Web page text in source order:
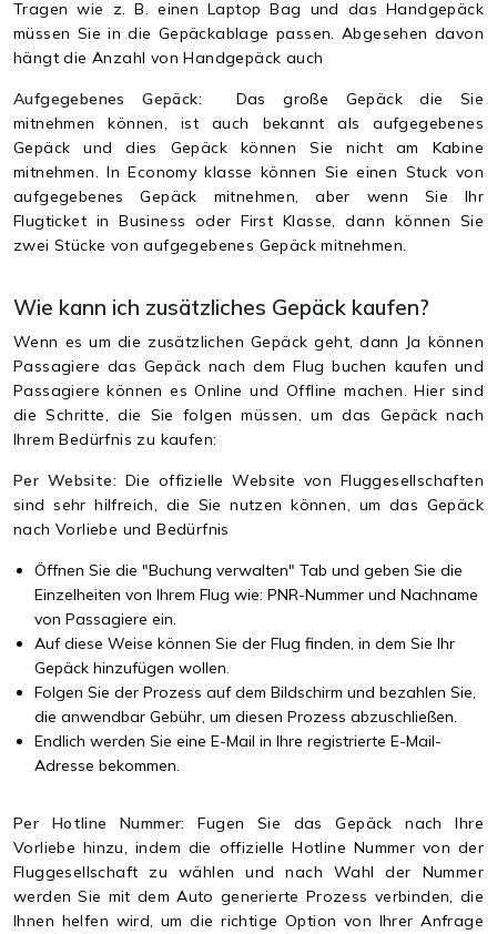
Tragen wie z. B. einen Laptop Bag und das Handgepäck
müssen Sie in die Gepäckablage passen. Abgesehen davon
hängt die Anzahl von Handgepäck auch
Aufgegebenes Gepäck:
Das große Gepäck die Sie
mitnehmen können, ist auch bekannt als aufgegebenes
Gepäck und dies Gepäck können Sie nicht am Kabine
mitnehmen. In Economy klasse können Sie einen Stuck von
aufgegebenes Gepäck mitnehmen, aber wenn Sie Ihr
Flugticket in Business oder First Klasse, dann können Sie
zwei Stücke von aufgegebenes Gepäck mitnehmen.
Wie kann ich zusätzliches Gepäck kaufen?
Wenn es um die zusätzlichen Gepäck geht, dann Ja können
Passagiere das Gepäck nach dem Flug buchen kaufen und
Passagiere können es Online und Offline machen. Hier sind
die Schritte, die Sie folgen müssen, um das Gepäck nach
Ihrem Bedürfnis zu kaufen:
Per Website: Die offizielle Website von Fluggesellschaften
sind sehr hilfreich, die Sie nutzen können, um das Gepäck
nach Vorliebe und Bedürfnis
Öffnen Sie die "Buchung verwalten" Tab und geben Sie die
Einzelheiten von Ihrem Flug wie: PNR-Nummer und Nachname
von Passagiere ein.
Auf diese Weise können Sie der Flug finden, in dem Sie Ihr
Gepäck hinzufügen wollen.
Folgen Sie der Prozess auf dem Bildschirm und bezahlen Sie,
die anwendbar Gebühr, um diesen Prozess abzuschließen.
Endlich werden Sie eine E-Mail in Ihre registrierte E-Mail-
Adresse bekommen.
Per Hotline Nummer:Fugen Sie das Gepäck nach Ihre
Vorliebe hinzu, indem die offizielle Hotline Nummer von der
Fluggesellschaft zu wählen und nach Wahl der Nummer
werden Sie mit dem Auto generierte Prozess verbinden, die
Ihnen helfen wird, um die richtige Option von Ihrer Anfrage